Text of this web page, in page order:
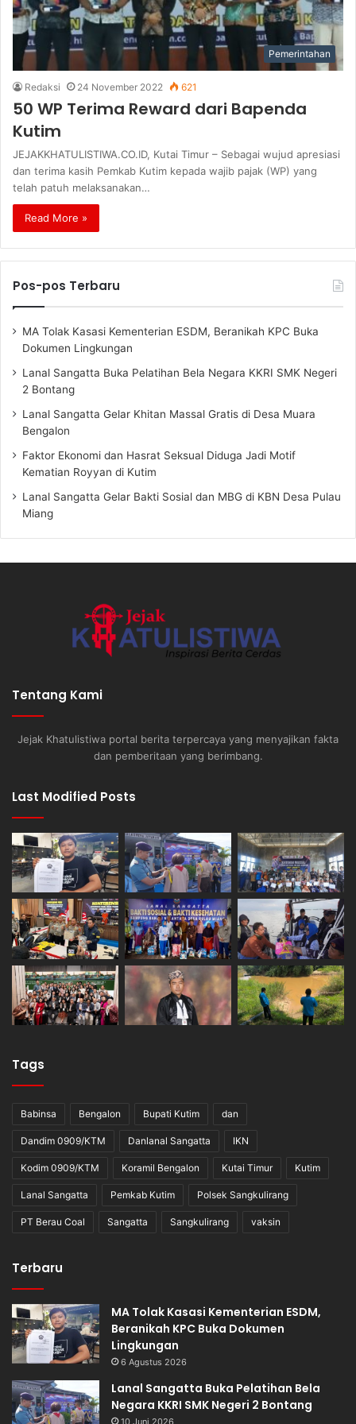
Pemerintahan
Redaksi 24 November 2022 621
50 WP Terima Reward dari Bapenda
Kutim
JEJAKKHATULISTIWA.CO.ID, Kutai Timur – Sebagai wujud apresiasi
dan terima kasih Pemkab Kutim kepada wajib pajak (WP) yang
telah patuh melaksanakan…
Read More »
Pos-pos Terbaru
MA Tolak Kasasi Kementerian ESDM, Beranikah KPC Buka
Dokumen Lingkungan
Lanal Sangatta Buka Pelatihan Bela Negara KKRI SMK Negeri
2 Bontang
Lanal Sangatta Gelar Khitan Massal Gratis di Desa Muara
Bengalon
Faktor Ekonomi dan Hasrat Seksual Diduga Jadi Motif
Kematian Royyan di Kutim
Lanal Sangatta Gelar Bakti Sosial dan MBG di KBN Desa Pulau
Miang
Tentang Kami
Jejak Khatulistiwa portal berita terpercaya yang menyajikan fakta
dan pemberitaan yang berimbang.
Last Modified Posts
Tags
Babinsa Bengalon Bupati Kutim dan
Dandim 0909/KTM Danlanal Sangatta IKN
Kodim 0909/KTM Koramil Bengalon Kutai Timur Kutim
Lanal Sangatta Pemkab Kutim Polsek Sangkulirang
PT Berau Coal Sangatta Sangkulirang vaksin
Terbaru
MA Tolak Kasasi Kementerian ESDM,
Beranikah KPC Buka Dokumen
Lingkungan
6 Agustus 2026
Lanal Sangatta Buka Pelatihan Bela
Negara KKRI SMK Negeri 2 Bontang
10 Juni 2026